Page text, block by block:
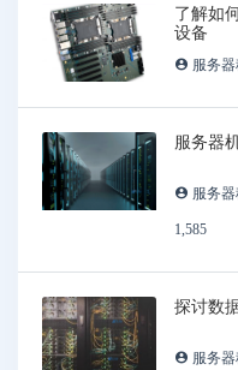
了解如
设备
服务器
服务器
服务器
1,585
探讨数
服务器